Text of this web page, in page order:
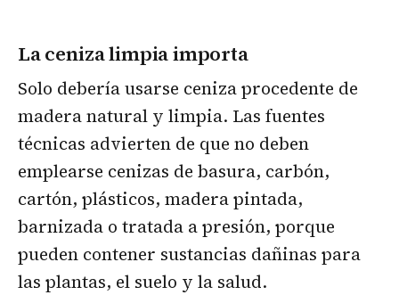
La ceniza limpia importa
Solo debería usarse ceniza procedente de
madera natural y limpia. Las fuentes
técnicas advierten de que no deben
emplearse cenizas de basura, carbón,
cartón, plásticos, madera pintada,
barnizada o tratada a presión, porque
pueden contener sustancias dañinas para
las plantas, el suelo y la salud.